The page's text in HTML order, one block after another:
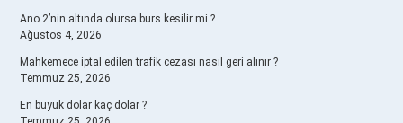
Ano 2’nin altında olursa burs kesilir mi ?
Ağustos 4, 2026
Mahkemece iptal edilen trafik cezası nasıl geri alınır ?
Temmuz 25, 2026
En büyük dolar kaç dolar ?